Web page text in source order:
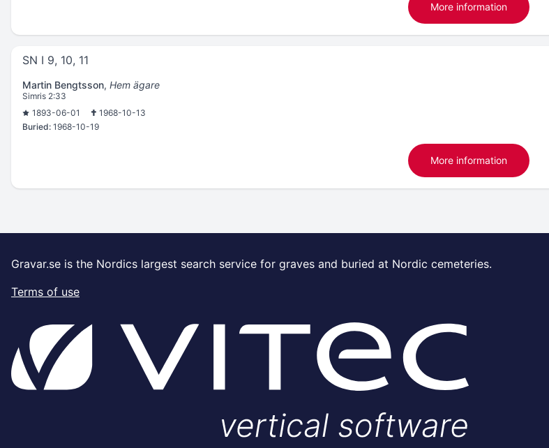
More information
SN I 9, 10, 11
Martin Bengtsson, Hem ägare
Simris 2:33
1893-06-01
1968-10-13
Buried: 1968-10-19
More information
Gravar.se is the Nordics largest search service for graves and buried at Nordic cemeteries.
Terms of use